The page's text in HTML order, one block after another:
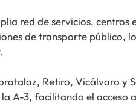
red de servicios, centros
de transporte público,
Retiro, Vicálvaro y
A-3, facilitando el acceso